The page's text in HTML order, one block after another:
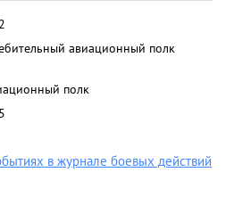
авиационный полк
полк
в журнале боевых действий